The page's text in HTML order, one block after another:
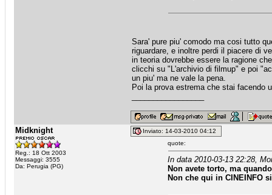
Sara' pure piu' comodo ma cosi tutto
riguardare, e inoltre perdi il piacere di
in teoria dovrebbe essere la ragione
clicchi su "L'archivio di filmup" e poi
un piu' ma ne vale la pena.
Poi la prova estrema che stai facendo
Midknight
Reg.: 18 Ott 2003
Messaggi: 3555
Da: Perugia (PG)
Inviato: 14-03-2010 04:12
quote:
In data 2010-03-13 22:28,
Non avete torto, ma
Non che qui in CINEINFO